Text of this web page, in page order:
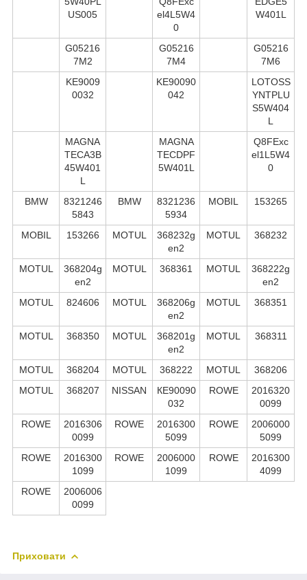
US005
el4L5W4
0
W401L
G05216
7M2
G05216
7M4
G05216
7M6
KE9009
0032
KE90090
042
LOTOSS
YNTPLU
S5W404
L
MAGNA
TECA3B
45W401
L
MAGNA
TECDPF
5W401L
Q8FExc
el1L5W4
0
BMW
8321246
5843
BMW
8321236
5934
MOBIL 153265
MOBIL 153266 MOTUL
368232g
en2
MOTUL 368232
MOTUL
368204g
en2
MOTUL 368361 MOTUL
368222g
en2
MOTUL
824606 MOTUL
368206g
en2
MOTUL 368351
MOTUL 368350 MOTUL
368201g
en2
MOTUL 368311
MOTUL 368204 MOTUL 368222 MOTUL
368206
MOTUL
368207 NISSAN
КЕ90090
032
ROWE
2016320
0099
ROWE
2016306
0099
ROWE
2016300
5099
ROWE
2006000
5099
ROWE
2016300
1099
ROWE
2006000
1099
ROWE
2016300
4099
ROWE
2006006
0099
Приховати